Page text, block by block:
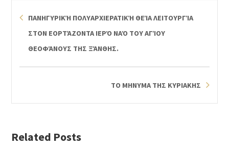
ΠΑΝΗΓΥΡΙΚΉ ΠΟΛΥΑΡΧΙΕΡΑΤΙΚΉ ΘΕΊΑ ΛΕΙΤΟΥΡΓΊΑ
ΣΤΟΝ ΕΟΡΤΆΖΟΝΤΑ ΙΕΡΌ ΝΑΌ ΤΟΥ ΑΓΊΟΥ
ΘΕΟΦΆΝΟΥΣ ΤΗΣ ΞΆΝΘΗΣ.
ΤΟ ΜΗΝΥΜΑ ΤΗΣ ΚΥΡΙΑΚΗΣ
Related Posts